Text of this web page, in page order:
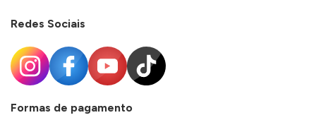
Redes Sociais
Formas de pagamento